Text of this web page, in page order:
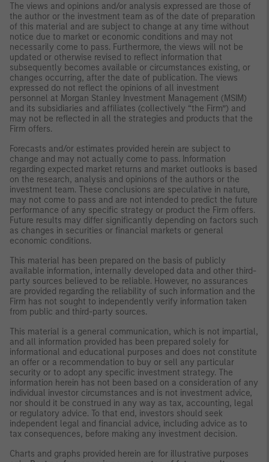
The views and opinions and/or analysis expressed are those of
the author or the investment team as of the date of preparation
of this material and are subject to change at any time without
notice due to market or economic conditions and may not
necessarily come to pass. Furthermore, the views will not be
updated or otherwise revised to reflect information that
subsequently becomes available or circumstances existing, or
changes occurring, after the date of publication. The views
expressed do not reflect the opinions of all investment
personnel at Morgan Stanley Investment Management (MSIM)
and its subsidiaries and affiliates (collectively “the Firm”) and
may not be reflected in all the strategies and products that the
Firm offers.
Forecasts and/or estimates provided herein are subject to
change and may not actually come to pass. Information
regarding expected market returns and market outlooks is based
on the research, analysis and opinions of the authors or the
investment team. These conclusions are speculative in nature,
may not come to pass and are not intended to predict the future
performance of any specific strategy or product the Firm offers.
Future results may differ significantly depending on factors such
as changes in securities or financial markets or general
economic conditions.
This material has been prepared on the basis of publicly
available information, internally developed data and other third-
party sources believed to be reliable. However, no assurances
are provided regarding the reliability of such information and the
Firm has not sought to independently verify information taken
from public and third-party sources.
This material is a general communication, which is not impartial,
and all information provided has been prepared solely for
informational and educational purposes and does not constitute
an offer or a recommendation to buy or sell any particular
security or to adopt any specific investment strategy. The
information herein has not been based on a consideration of any
individual investor circumstances and is not investment advice,
nor should it be construed in any way as tax, accounting, legal
or regulatory advice. To that end, investors should seek
independent legal and financial advice, including advice as to
tax consequences, before making any investment decision.
Charts and graphs provided herein are for illustrative purposes